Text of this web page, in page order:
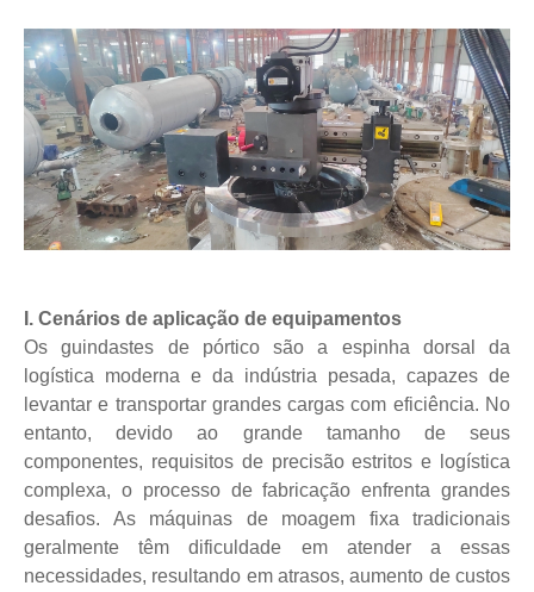
I. Cenários de aplicação de equipamentos
Os guindastes de pórtico são a espinha dorsal da
logística moderna e da indústria pesada, capazes de
levantar e transportar grandes cargas com eficiência. No
entanto, devido ao grande tamanho de seus
componentes, requisitos de precisão estritos e logística
complexa, o processo de fabricação enfrenta grandes
desafios. As máquinas de moagem fixa tradicionais
geralmente têm dificuldade em atender a essas
necessidades, resultando em atrasos, aumento de custos